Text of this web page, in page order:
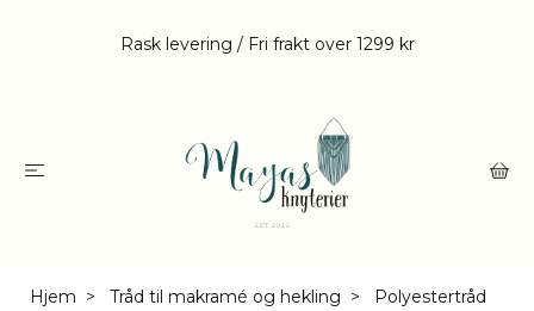
Rask levering / Fri frakt over 1299 kr
Hjem Tråd til makramé og hekling
Polyestertråd